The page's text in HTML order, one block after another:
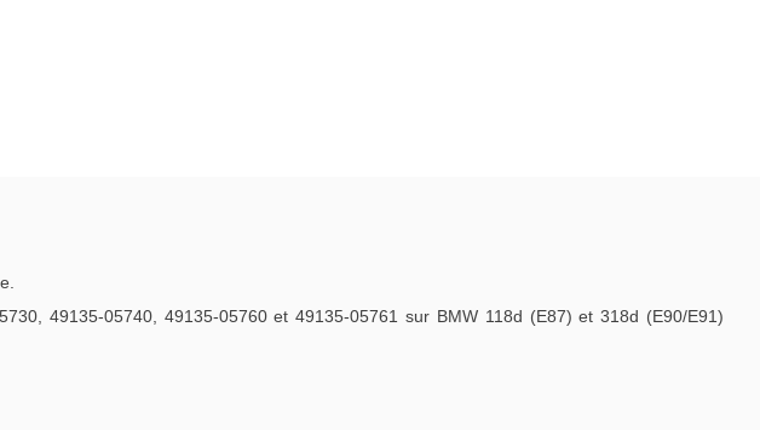
49135-05740, 49135-05760 et 49135-05761 sur BMW 118d (E87) et 318d (E90/E91)